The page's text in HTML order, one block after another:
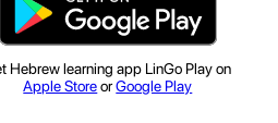
Hebrew learning app LinGo Play on
Apple StoreorGoogle Play